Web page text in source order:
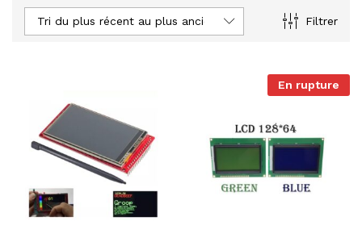
Filtrer
Tri du plus récent au plus ancien
En rupture